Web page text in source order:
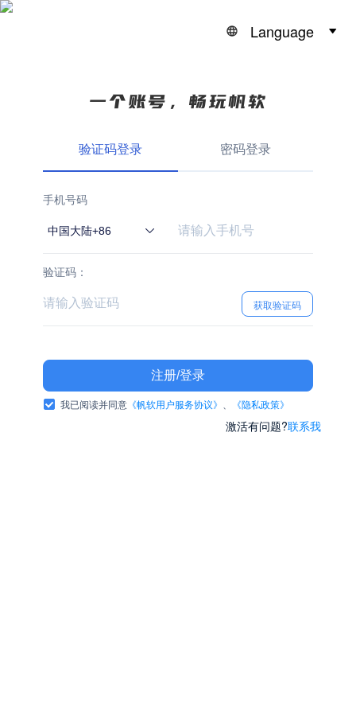
Language
验证码登录 密码登录
手机号码
中国大陆+86
验证码：
获取验证码
注册/登录
我已阅读并同意 《帆软用户服务协议》 《隐私政策》
激活有问题?联系我